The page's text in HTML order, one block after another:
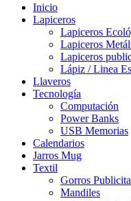
Inicio
Lapiceros
Lapiceros
Lapiceros
Lapiceros
Lápiz / Linea
Llaveros
Tecnología
Computación
Power Banks
USB Memorias
Calendarios
Jarros Mug
Textil
Gorros
Mandiles